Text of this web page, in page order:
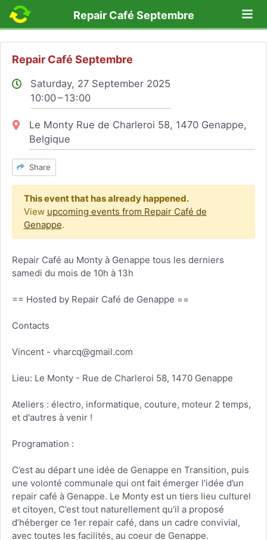
Repair Café Septembre
Repair Café Septembre
Saturday, 27 September 2025
10:00 – 13:00
Location:
Le Monty Rue de Charleroi 58, 1470 Genappe,
Belgique
Share
This event that has already happened.
View upcoming events from Repair Café de
Genappe.
Repair Café au Monty à Genappe tous les derniers
samedi du mois de 10h à 13h
== Hosted by Repair Café de Genappe ==
Contacts
Vincent - vharcq@gmail.com
Lieu: Le Monty - Rue de Charleroi 58, 1470 Genappe
Ateliers : électro, informatique, couture, moteur 2 temps,
et d'autres à venir !
Programation :
C’est au départ une idée de Genappe en Transition, puis
une volonté communale qui ont fait émerger l’idée d’un
repair café à Genappe. Le Monty est un tiers lieu culturel
et citoyen, C’est tout naturellement qu’il a proposé
d’héberger ce 1er repair café, dans un cadre convivial,
avec toutes les facilités, au coeur de Genappe.